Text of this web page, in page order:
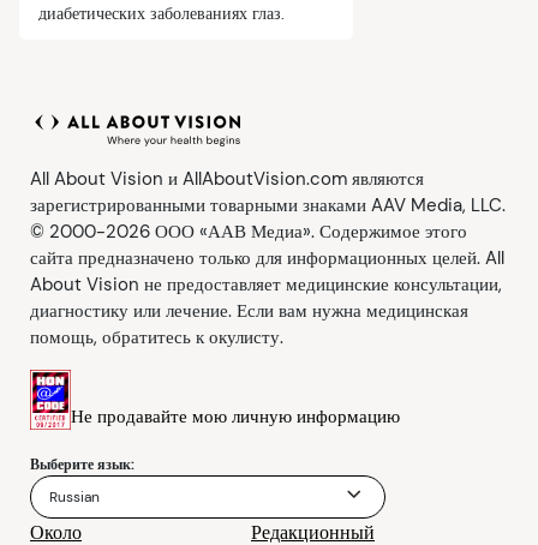
диабетических заболеваниях глаз.
All About Vision и AllAboutVision.com являются
зарегистрированными товарными знаками AAV Media, LLC.
© 2000-2026 ООО «ААВ Медиа». Содержимое этого
сайта предназначено только для информационных целей. All
About Vision не предоставляет медицинские консультации,
диагностику или лечение. Если вам нужна медицинская
помощь, обратитесь к окулисту.
Не продавайте мою личную информацию
Выберите язык:
Russian
Около Редакционный